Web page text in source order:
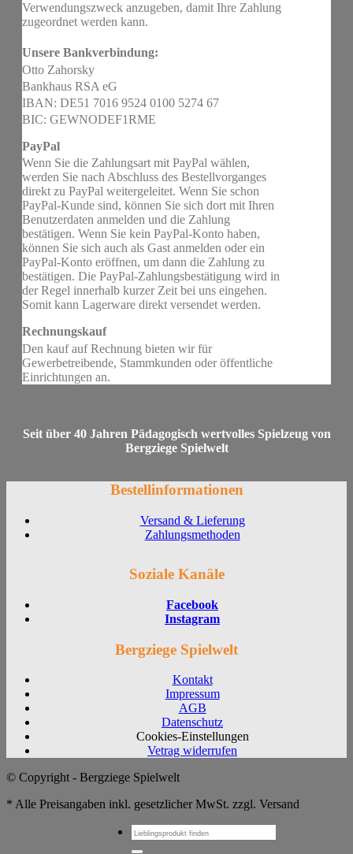
Verwendungszweck anzugeben, damit Ihre Zahlung
zugeordnet werden kann.
Unsere Bankverbindung:
Otto Zahorsky
Bankhaus RSA eG
IBAN: DE51 7016 9524 0100 5274 67
BIC: GEWNODEF1RME
PayPal
Wenn Sie die Zahlungsart mit PayPal wählen,
werden Sie nach Abschluss des Bestellvorganges
direkt zu PayPal weitergeleitet. Wenn Sie schon
PayPal-Kunde sind, können Sie sich dort mit Ihren
Benutzerdaten anmelden und die Zahlung
bestätigen. Wenn Sie kein PayPal-Konto haben,
können Sie sich auch als Gast anmelden oder ein
PayPal-Konto eröffnen, um dann die Zahlung zu
bestätigen. Die PayPal-Zahlungsbestätigung wird in
der Regel innerhalb kurzer Zeit bei uns eingehen.
Somit kann Lagerware direkt versendet werden.
Rechnungskauf
Den kauf auf Rechnung bieten wir für
Gewerbetreibende, Stammkunden oder öffentliche
Einrichtungen an.
Seit über 40 Jahren Pädagogisch wertvolles Spielzeug von
Bergziege Spielwelt
Bestellinformationen
Versand & Lieferung
Zahlungsmethoden
Soziale Kanäle
Facebook
Instagram
Bergziege Spielwelt
Kontakt
Impressum
AGB
Datenschutz
Cookies-Einstellungen
Vetrag widerrufen
© Copyright - Bergziege Spielwelt
* Alle Preisangaben inkl. gesetzlicher MwSt. zzgl. Versand
Suchen
nach: